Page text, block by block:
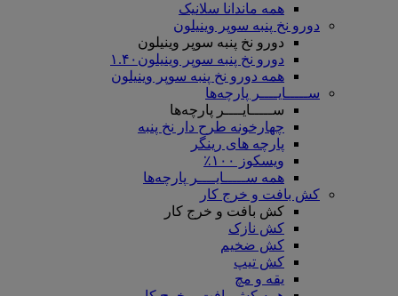
همه ماندانا سلانیک
دورو نخ پنبه سوپر وینیلون
دورو نخ پنبه سوپر وینیلون
دورو نخ پنبه سوپر وینیلون۱.۴۰
همه دورو نخ پنبه سوپر وینیلون
ســـــایــــر پارچه‌ها
ســـــایــــر پارچه‌ها
چهارخونه طرح دار نخ پنبه
پارچه های رینگر
ویسکوز ۱۰۰٪
همه ســـــایــــر پارچه‌ها
کش بافت و خرج کار
کش بافت و خرج کار
کش نازک
کش ضخیم
کش تیپ
یقه و مچ